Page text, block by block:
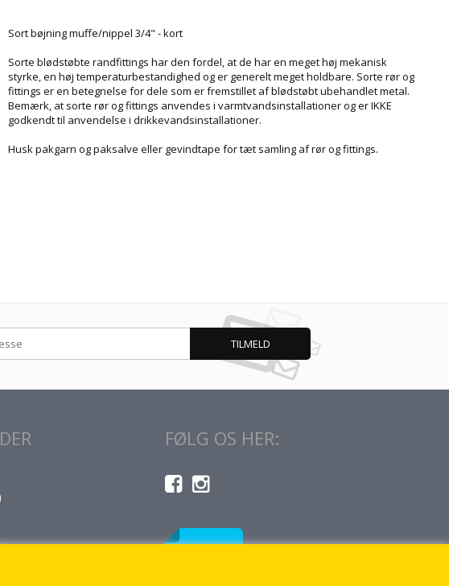
Sort bøjning muffe/nippel 3/4" - kort
Sorte blødstøbte randfittings har den fordel, at de har en meget høj mekanisk
styrke, en høj temperaturbestandighed og er generelt meget holdbare. Sorte rør og
fittings er en betegnelse for dele som er fremstillet af blødstøbt ubehandlet metal.
Bemærk, at sorte rør og fittings anvendes i varmtvandsinstallationer og er IKKE
godkendt til anvendelse i drikkevandsinstallationer.
Husk pakgarn og paksalve eller gevindtape for tæt samling af rør og fittings.
FØLG OS HER: